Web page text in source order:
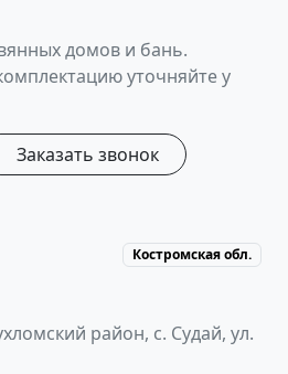
домов и бань.
уточняйте у
Заказать звонок
Костромская обл.
район, с. Судай, ул.